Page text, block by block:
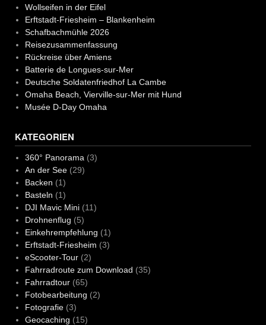
Wollseifen in der Eifel
Erftstadt-Friesheim – Blankenheim
Schafbachmühle 2026
Reisezusammenfassung
Rückreise über Amiens
Batterie de Longues-sur-Mer
Deutsche Soldatenfriedhof La Cambe
Omaha Beach, Vierville-sur-Mer mit Hund
Musée D-Day Omaha
KATEGORIEN
360° Panorama (3)
An der See(29)
Backen (1)
Basteln (1)
DJI Mavic Mini(11)
Drohnenflug (5)
Einkehrempfehlung (1)
Erftstadt-Friesheim (3)
eScooter-Tour(2)
Fahrradroute zum Download (35)
Fahrradtour(65)
Fotobearbeitung (2)
Fotografie(3)
Geocaching (15)